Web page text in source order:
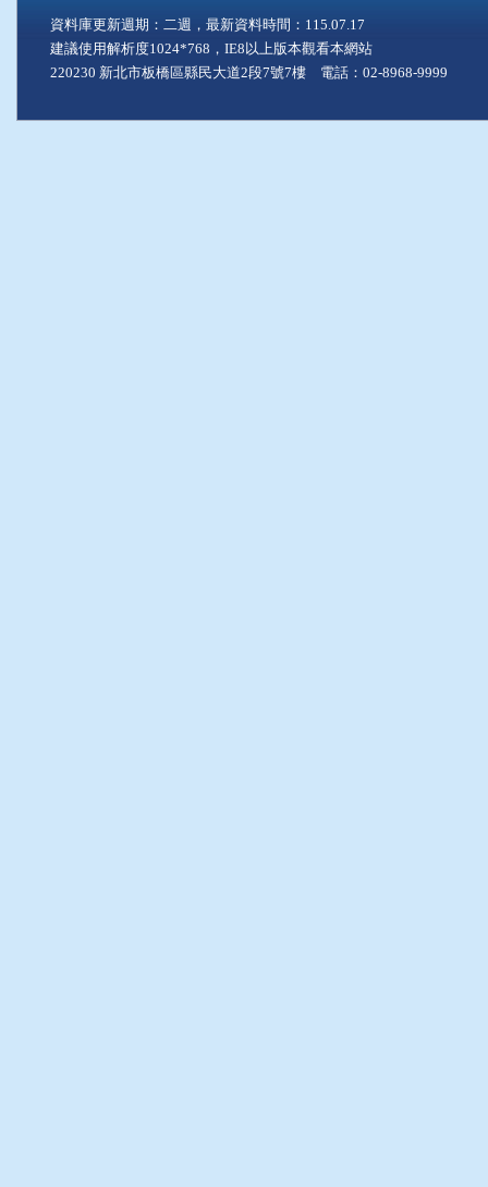
資料庫更新週期：二週，最新資料時間：115.07.17
建議使用解析度1024*768，IE8以上版本觀看本網站
220230 新北市板橋區縣民大道2段7號7樓 電話：02-8968-9999